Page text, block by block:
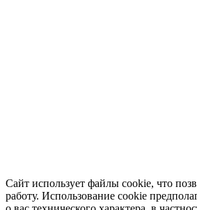
Сайт использует файлы cookie, что
работу. Использование cookie